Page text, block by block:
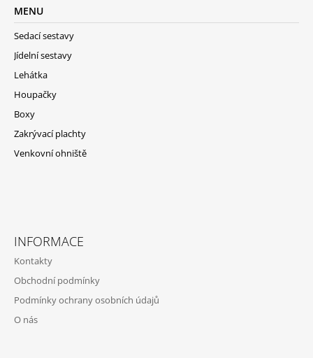
MENU
Sedací sestavy
Jídelní sestavy
Lehátka
Houpačky
Boxy
Zakrývací plachty
Venkovní ohniště
INFORMACE
Kontakty
Obchodní podmínky
Podmínky ochrany osobních údajů
O nás